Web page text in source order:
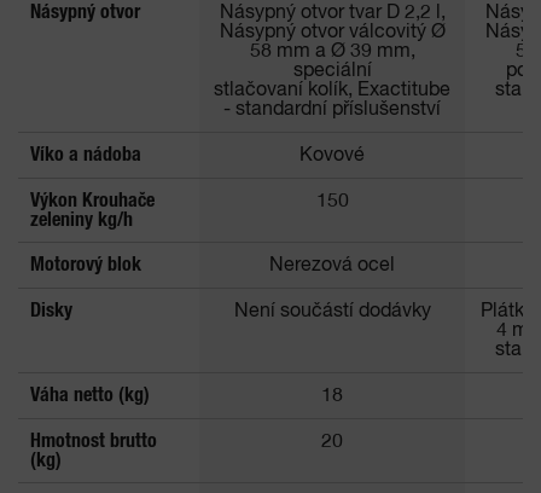
Násypný otvor
Násypný otvor tvar D 2,2 l,
Násypný otvor válcovitý Ø
58 mm a Ø 39 mm,
speciální
stlačovaní kolík, Exactitube
- standardní příslušenství
Víko a nádoba Kovové
Výkon Krouhače
zeleniny kg/h
150
Motorový blok Nerezová ocel
Disky Není součástí dodávky
4
Váha netto (kg) 18
Hmotnost brutto
(kg)
20